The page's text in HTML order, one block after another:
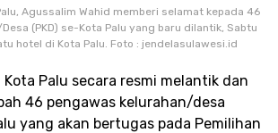
Agussalim Wahid memberi selamat kepada 46
(PKD) se-Kota Palu yang baru dilantik, Sabtu
hotel di Kota Palu. Foto : jendelasulawesi.id
Kota Palu secara resmi melantik dan
46 pengawas kelurahan/desa
yang akan bertugas pada Pemilihan